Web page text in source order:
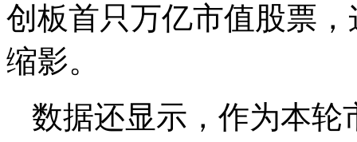
创板首只万亿市值股票
缩影。
数据还显示，作为本轮